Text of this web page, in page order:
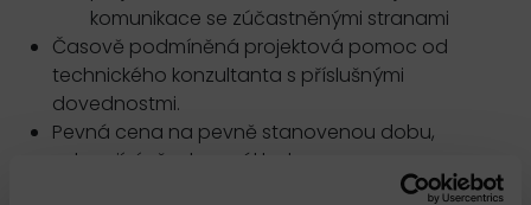
komunikace se zúčastněnými stranami
Časově podmíněná projektová pomoc od
technického konzultanta s příslušnými
dovednostmi.
Pevná cena na pevně stanovenou dobu,
zahrnující všechny náklady.
Zakoupený čas je dodán v souvislém bloku